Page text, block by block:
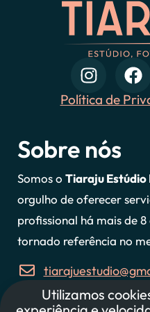
Política de
Sobre nós
Somos o Tiaraju
orgulho de oferecer
profissional há mais de
tornado referência no
47 997607127
Utilizamos